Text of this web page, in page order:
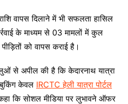
वापस दिलाने में भी सफलता हासिल
के माध्यम से 03 मामलों में कुल
को वापस कराई है।
से अपील की है कि केदारनाथ यात्रा
केवल IRCTC हेली यात्रा पोर्टल
कि सोशल मीडिया पर लुभावने ऑफर